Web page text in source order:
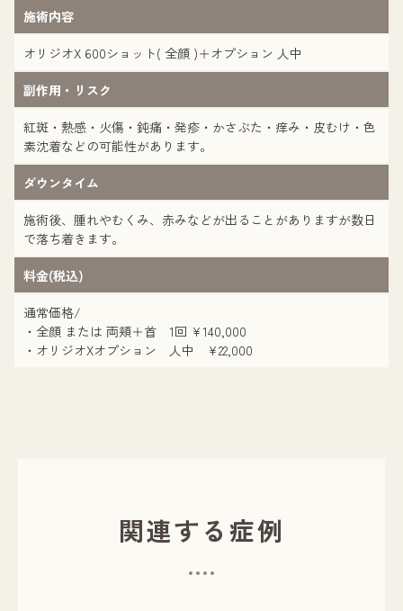
施術内容
オリジオX 600ショット( 全顔 )＋オプション 人中
副作用・リスク
紅斑・熱感・火傷・鈍痛・発疹・かさぶた・痒み・皮むけ・色
素沈着などの可能性があります。
ダウンタイム
施術後、腫れやむくみ、赤みなどが出ることがありますが数日
で落ち着きます。
料金(税込)
通常価格/
・全顔 または 両頬＋首 1回 ¥140,000
・オリジオXオプション 人中 ¥22,000
関連する症例